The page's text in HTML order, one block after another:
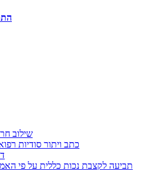
שילוב
כתב ויתור סודיות
תביעה לקצבת נכות כללית על פי האמנות